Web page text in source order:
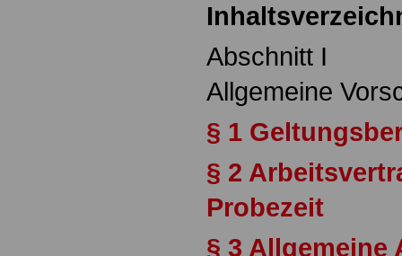
Abschnitt I
Allgemeine
§ 1
§ 2
Probezeit
§ 3 Allgemeine